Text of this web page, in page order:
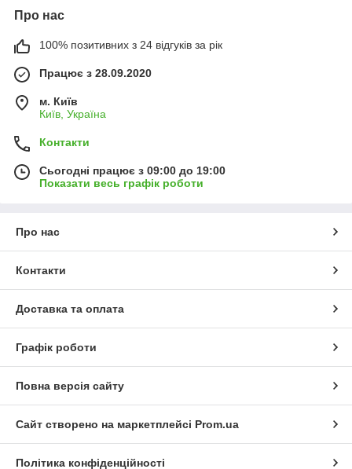
Про нас
100% позитивних з 24 відгуків за рік
Працює з 28.09.2020
м. Київ
Київ, Україна
Контакти
Сьогодні працює з 09:00 до 19:00
Показати весь графік роботи
Про нас
Контакти
Доставка та оплата
Графік роботи
Повна версія сайту
Сайт створено на маркетплейсі Prom.ua
Політика конфіденційності